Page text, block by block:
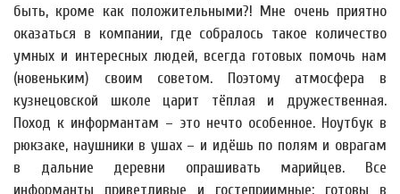
быть, кроме как положительными?! Мне очень приятно
оказаться в компании, где собралось такое количество
умных и интересных людей, всегда готовых помочь нам
(новеньким) своим советом. Поэтому атмосфера в
кузнецовской школе царит тёплая и дружественная.
Поход к информантам – это нечто особенное. Ноутбук в
рюкзаке, наушники в ушах – и идёшь по полям и оврагам
в дальние деревни опрашивать марийцев. Все